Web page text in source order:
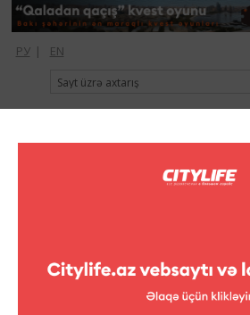
РУ | EN
qeydiyyat giriş
Greens lounge